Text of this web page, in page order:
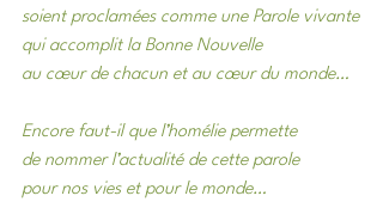
soient proclamées comme une Parole vivante
qui accomplit la Bonne Nouvelle
au cœur de chacun et au cœur du monde…
Encore faut-il que l’homélie permette
de nommer l’actualité de cette parole
pour nos vies et pour le monde…